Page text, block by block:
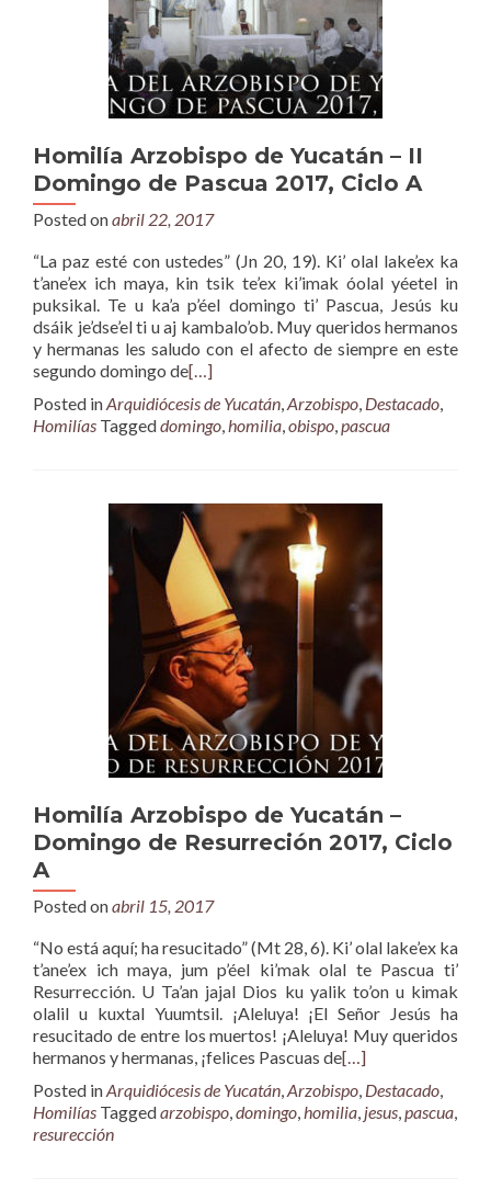
Homilía Arzobispo de Yucatán – II
Domingo de Pascua 2017, Ciclo A
Posted onabril 22, 2017
“La paz esté con ustedes” (Jn 20, 19). Ki’ olal lake’ex ka
t’ane’ex ich maya, kin tsik te’ex ki’imak óolal yéetel in
puksikal. Te u ka’a p’éel domingo ti’ Pascua, Jesús ku
dsáik je’dse’el ti u aj kambalo’ob. Muy queridos hermanos
y hermanas les saludo con el afecto de siempre en este
segundo domingo de[…]
Posted inArquidiócesis de Yucatán,Arzobispo, Destacado,
Homilías Taggeddomingo,homilia,obispo,pascua
Homilía Arzobispo de Yucatán –
Domingo de Resurreción 2017, Ciclo
A
Posted onabril 15, 2017
“No está aquí; ha resucitado” (Mt 28, 6). Ki’ olal lake’ex ka
t’ane’ex ich maya, jum p’éel ki’mak olal te Pascua ti’
Resurrección. U Ta’an jajal Dios ku yalik to’on u kimak
olalil u kuxtal Yuumtsil. ¡Aleluya! ¡El Señor Jesús ha
resucitado de entre los muertos! ¡Aleluya! Muy queridos
hermanos y hermanas, ¡felices Pascuas de[…]
Posted inArquidiócesis de Yucatán,Arzobispo, Destacado,
Homilías Taggedarzobispo,domingo,homilia, jesus,pascua,
resurección